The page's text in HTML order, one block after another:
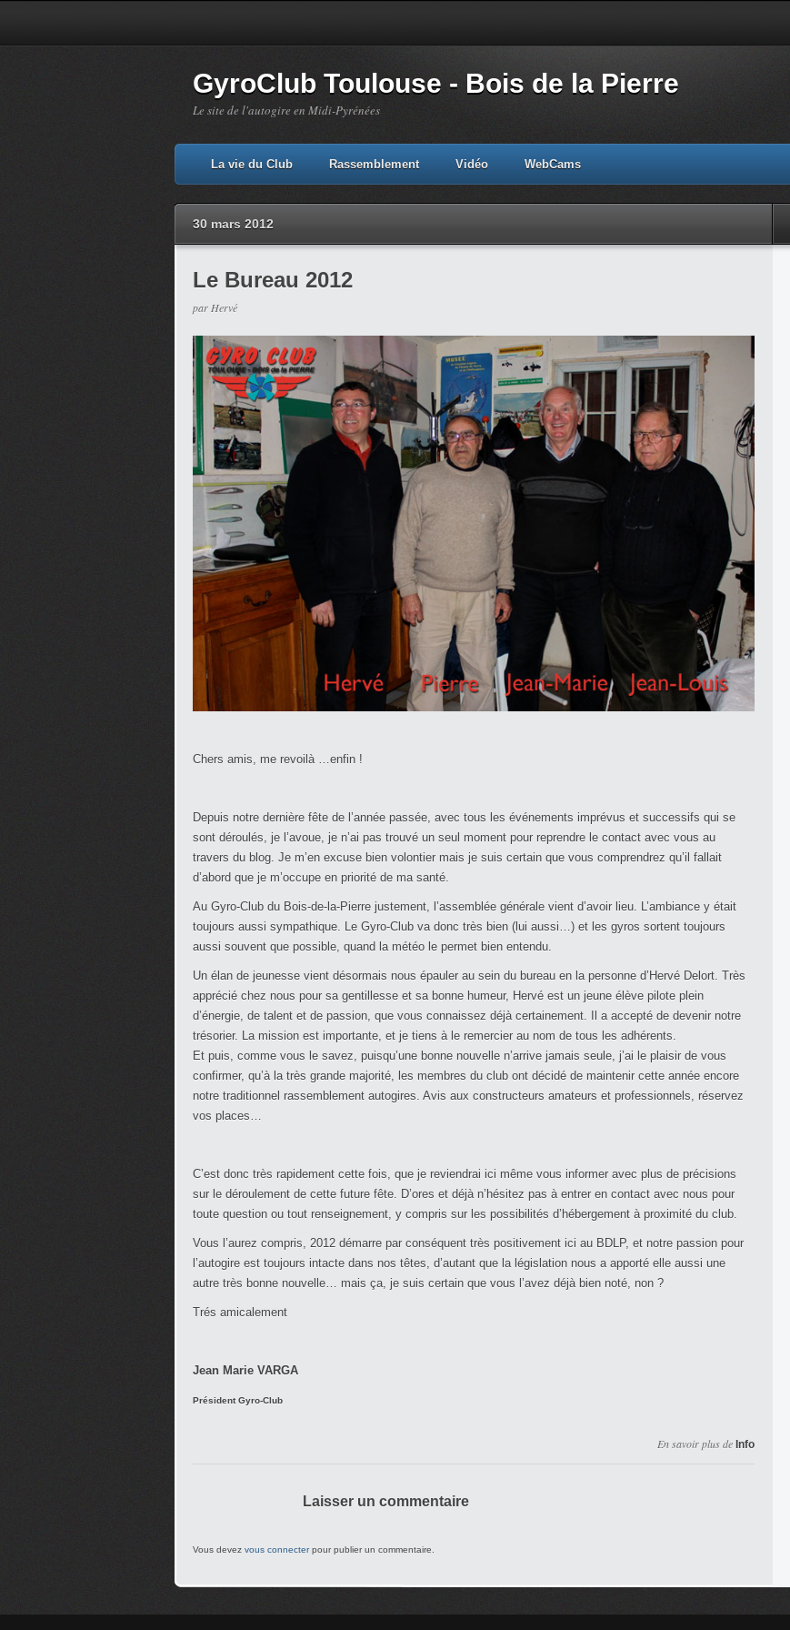
GyroClub Toulouse - Bois de la Pierre
Le site de l'autogire en Midi-Pyrénées
La vie du Club Rassemblement Vidéo WebCams
30 mars 2012
Le Bureau 2012
par Hervé
Chers amis, me revoilà …enfin !
Depuis notre dernière fête de l’année passée, avec tous les événements imprévus et successifs qui se
sont déroulés, je l’avoue, je n’ai pas trouvé un seul moment pour reprendre le contact avec vous au
travers du blog. Je m’en excuse bien volontier mais je suis certain que vous comprendrez qu’il fallait
d’abord que je m’occupe en priorité de ma santé.
Au Gyro-Club du Bois-de-la-Pierre justement, l’assemblée générale vient d’avoir lieu. L’ambiance y était
toujours aussi sympathique. Le Gyro-Club va donc très bien (lui aussi…) et les gyros sortent toujours
aussi souvent que possible, quand la météo le permet bien entendu.
Un élan de jeunesse vient désormais nous épauler au sein du bureau en la personne d’Hervé Delort. Très
apprécié chez nous pour sa gentillesse et sa bonne humeur, Hervé est un jeune élève pilote plein
d’énergie, de talent et de passion, que vous connaissez déjà certainement. Il a accepté de devenir notre
trésorier. La mission est importante, et je tiens à le remercier au nom de tous les adhérents.
Et puis, comme vous le savez, puisqu’une bonne nouvelle n’arrive jamais seule, j’ai le plaisir de vous
confirmer, qu’à la très grande majorité, les membres du club ont décidé de maintenir cette année encore
notre traditionnel rassemblement autogires. Avis aux constructeurs amateurs et professionnels, réservez
vos places…
C’est donc très rapidement cette fois, que je reviendrai ici même vous informer avec plus de précisions
sur le déroulement de cette future fête. D’ores et déjà n’hésitez pas à entrer en contact avec nous pour
toute question ou tout renseignement, y compris sur les possibilités d’hébergement à proximité du club.
Vous l’aurez compris, 2012 démarre par conséquent très positivement ici au BDLP, et notre passion pour
l’autogire est toujours intacte dans nos têtes, d’autant que la législation nous a apporté elle aussi une
autre très bonne nouvelle… mais ça, je suis certain que vous l’avez déjà bien noté, non ?
Trés amicalement
Jean Marie VARGA
Président Gyro-Club
En savoir plus de Info
Laisser un commentaire
Vous devez vous connecterpour publier un commentaire.